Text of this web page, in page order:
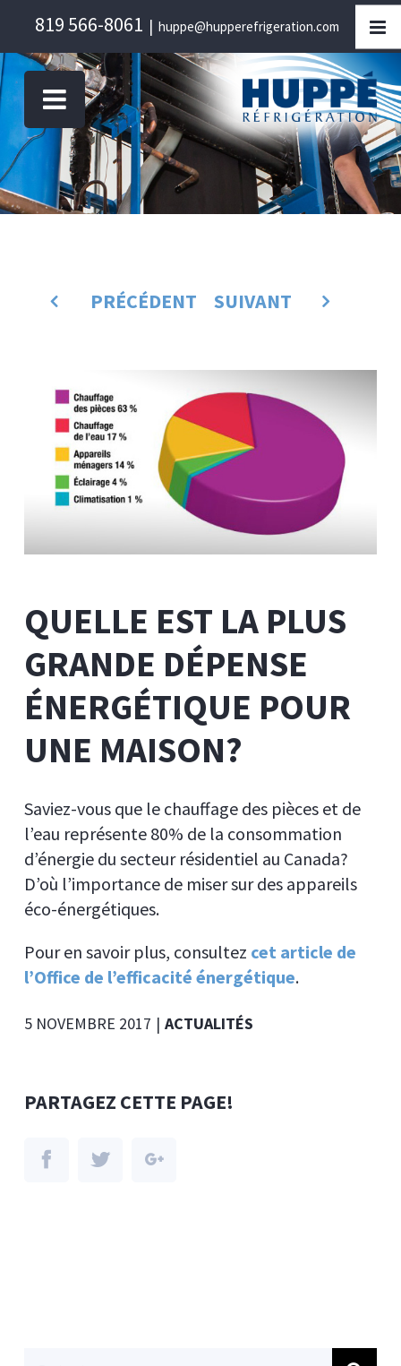
content
819 566-8061 | huppe@hupperefrigeration.com
PRÉCÉDENT SUIVANT
QUELLE EST LA PLUS
GRANDE DÉPENSE
ÉNERGÉTIQUE POUR
UNE MAISON?
Saviez-vous que le chauffage des pièces et de
l’eau représente 80% de la consommation
d’énergie du secteur résidentiel au Canada?
D’où l’importance de miser sur des appareils
éco-énergétiques.
Pour en savoir plus, consultez cet article de
l’Office de l’efficacité énergétique.
5 NOVEMBRE 2017 | ACTUALITÉS
PARTAGEZ CETTE PAGE!
FacebookTwitterGoogle+